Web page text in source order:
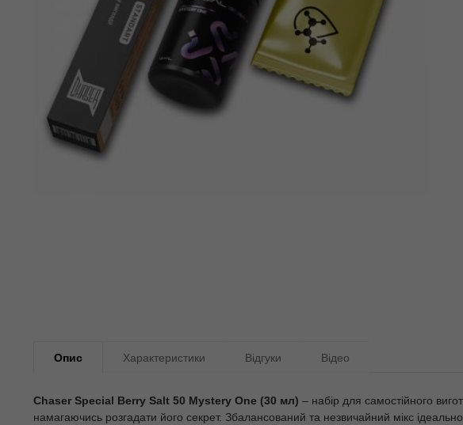
Опис Характеристики Відгуки Відео
Chaser Special Berry Salt 50 Mystery One (30 мл) – набір для самостійного
намагаючись розгадати його секрет. Збалансований та незвичайний мікс